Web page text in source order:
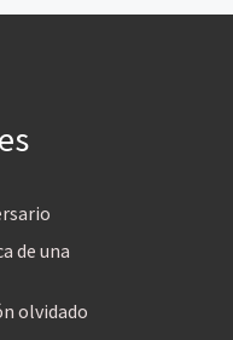
de una
olvidado